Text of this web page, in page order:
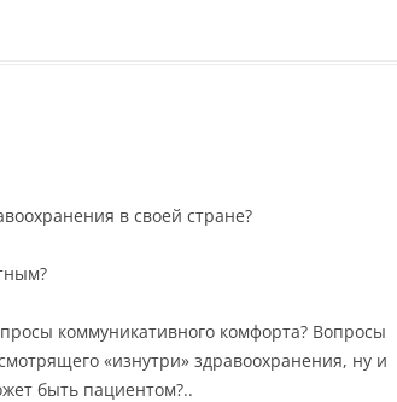
в своей стране?
коммуникативного комфорта? Вопросы
«изнутри» здравоохранения, ну и
быть пациентом?..